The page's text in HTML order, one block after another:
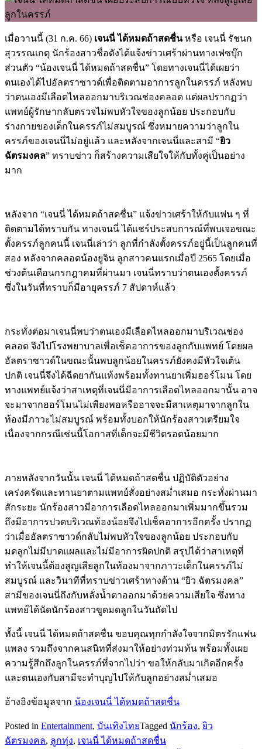
เมื่อวานนี้ (31 ก.ค. 66) เจนนี่ ได้หมดถ้าสดชื่นหรือ เจนนี่ รัชนก
สุวรรณเกตุ นักร้องสาวชื่อดังได้แจ้งข่าวเศร้าผ่านทางเฟซบุ๊ก
ส่วนตัว “น้องเจนนี่ ได้หมดถ้าสดชื่น” โดยทางเจนนี่ได้เผยว่า
ตนเองได้ไปอัลตราซาวด์เพื่อติดตามอาการลูกในครรภ์ หลังพบ
ว่าตนเองมีเลือดไหลออกมาบริเวณช่องคลอด แต่ผลปรากฏว่า
แพทย์ผู้รักษากลับตรวจไม่พบหัวใจของลูกน้อย ประกอบกับ
ร่างกายของเด็กในครรภ์ไม่สมบูรณ์ ซึ่งหมายความว่าลูกใน
ครรภ์ของเจนนี่ไม่อยู่แล้ว และหลังจากเจนนี่และสามี “ยิว
ฉัตรมงคล” ทราบข่าว ก็สร้างความเสียใจให้กับทั้งคู่เป็นอย่าง
มาก
หลังจาก “เจนนี่ ได้หมดถ้าสดชื่น” แจ้งข่าวเศร้าให้กับแฟน ๆ ที่
ติดตามได้ทราบกัน ทางเจนนี่ ได้แชร์ประสบการณ์ที่พบเจอขณะ
ตั้งครรภ์ลูกคนนี้ เจนนี่เล่าว่า ลูกที่กำลังตั้งครรภ์อยู่นี้เป็นลูกคนที่
สอง หลังจากคลอดน้องยูจิน ลูกสาวคนแรกเมื่อปี 2565 โดยเมื่อ
ช่วงต้นเดือนกรกฎาคมที่ผ่านมา เจนนี่ทราบว่าตนเองตั้งครรภ์
ซึ่งในวันที่ทราบก็มีอายุครรภ์ 7 สัปดาห์แล้ว
กระทั่งต่อมาเจนนี่พบว่าตนเองมีเลือดไหลออกมาบริเวณช่อง
คลอด จึงไปโรงพยาบาลเพื่อเช็คอาการของลูกกับแพทย์ โดยผล
อัลตราซาวด์ในขณะนั้นพบลูกน้อยในครรภ์ยังคงมีหัวใจเต้น
ปกติ เจนนี่จึงได้ฉีดยากันแท้งพร้อมทั้งทานยาเพิ่มฮอร์โมน โดย
ทางแพทย์แจ้งว่าสาเหตุที่เจนนี่มีอาการเลือดไหลออกมานั้น อาจ
จะมาจากฮอร์โมนไม่เพียงพอหรืออาจจะมีสาเหตุมาจากลูกใน
ท้องมีภาวะไม่สมบูรณ์ พร้อมทั้งบอกให้นักร้องสาวเตรียมใจ
เนื่องจากกรณีเช่นนี้โอกาสที่เด็กจะมีชีวิตรอดน้อยมาก
ภายหลังจากวันนั้น เจนนี่ ได้หมดถ้าสดชื่น ปฏิบัติตัวอย่าง
เคร่งครัดและทานยาตามแพทย์สั่งอย่างสม่ำเสมอ กระทั่งผ่านมา
สักระยะ นักร้องสาวมีอาการเลือดไหลออกมาเพิ่มมากขึ้นรวม
ถึงมีอาการปวดบริเวณท้องน้อยจึงไปเช็คอาการอีกครั้ง ปรากฏ
ว่าเมื่ออัลตราซาวด์กลับไม่พบหัวใจของลูกน้อย ประกอบกับ
มดลูกไม่มีบาดแผลและไม่มีอาการผิดปกติ สรุปได้ว่าสาเหตุที่
ทำให้เจนนี้ต้องสูญเสียลูกในท้องมาจากภาวะเด็กในครรภ์ไม่
สมบูรณ์ และวินาทีที่ทราบข่าวเศร้าทางด้าน “ยิว ฉัตรมงคล”
สามีของเจนนี่ถึงกับหลั่งน้ำตาออกมาด้วยความเสียใจ ซึ่งทาง
แพทย์ได้นัดนักร้องสาวขูดมดลูกในวันถัดไป
ทั้งนี้ เจนนี่ ได้หมดถ้าสดชื่น ขอบคุณทุกกำลังใจจากมิตรรักแฟน
แพลง รวมถึงจากคนสนิทที่ส่งมาให้อย่างท่วมท้น พร้อมทั้งเผย
ความรู้สึกถึงลูกในครรภ์ที่จากไปว่า ขอให้กลับมาเกิดอีกครั้ง
และตนเองกับสามีจะทำบุญไปให้กับลูกอย่างสม่ำเสมอ
อ้างอิงข้อมูลจาก น้องเจนนี่ ได้หมดถ้าสดชื่น
Posted in Entertainment, บันเทิงไทยTagged นักร้อง, ยิว
ฉัตรมงคล, ลูกทุ่ง, เจนนี่ ได้หมดถ้าสดชื่น